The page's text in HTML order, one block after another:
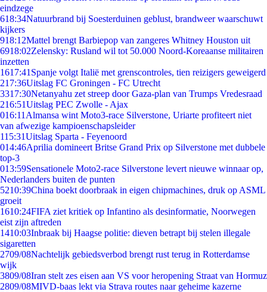
eindzege
618:34Natuurbrand bij Soesterduinen geblust, brandweer waarschuwt
kijkers
918:12Mattel brengt Barbiepop van zangeres Whitney Houston uit
6918:02Zelensky: Rusland wil tot 50.000 Noord-Koreaanse militairen
inzetten
1617:41 Spanje volgt Italië met grenscontroles, tien reizigers geweigerd
217:36Uitslag FC Groningen - FC Utrecht
3317:30Netanyahu zet streep door Gaza-plan van Trumps Vredesraad
216:51Uitslag PEC Zwolle - Ajax
016:11 Almansa wint Moto3-race Silverstone, Uriarte profiteert niet
van afwezige kampioenschapsleider
115:31Uitslag Sparta - Feyenoord
014:46Aprilia domineert Britse Grand Prix op Silverstone met dubbele
top-3
013:59Sensationele Moto2-race Silverstone levert nieuwe winnaar op,
Nederlanders buiten de punten
5210:39China boekt doorbraak in eigen chipmachines, druk op ASML
groeit
1610:24FIFA ziet kritiek op Infantino als desinformatie, Noorwegen
eist zijn aftreden
1410:03Inbraak bij Haagse politie: dieven betrapt bij stelen illegale
sigaretten
2709/08Nachtelijk gebiedsverbod brengt rust terug in Rotterdamse
wijk
3809/08Iran stelt zes eisen aan VS voor heropening Straat van Hormuz
2809/08MIVD-baas lekt via Strava routes naar geheime kazerne